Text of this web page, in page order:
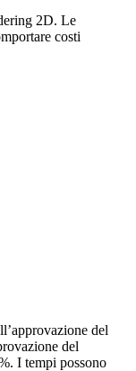
2D. Le
costi
del
del
I tempi possono